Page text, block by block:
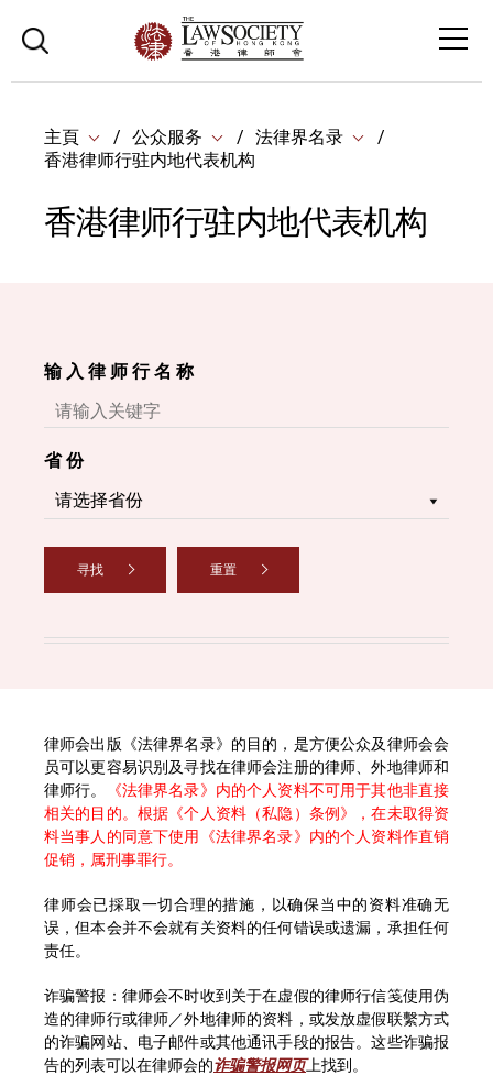
主頁 公众服务
法律界名录
香港律师行驻内地代表机构
香港律师行驻内地代表机构
输 入 律 师 行 名 称
省 份
寻找 重置
律师会出版《法律界名录》的目的，是方便公众及律师会会
员可以更容易识别及寻找在律师会注册的律师、外地律师和
律师行。
《法律界名录》内的个人资料不可用于其他非直接
相关的目的。根据《个人资料（私隐）条例》，在未取得资
料当事人的同意下使用《法律界名录》内的个人资料作直销
促销，属刑事罪行。
律师会已採取一切合理的措施，以确保当中的资料准确无
误，但本会并不会就有关资料的任何错误或遗漏，承担任何
责任。
诈骗警报：律师会不时收到关于在虚假的律师行信笺使用伪
造的律师行或律师／外地律师的资料，或发放虚假联繫方式
的诈骗网站、电子邮件或其他通讯手段的报告。这些诈骗报
告的列表可以在律师会的诈骗警报网页上找到。